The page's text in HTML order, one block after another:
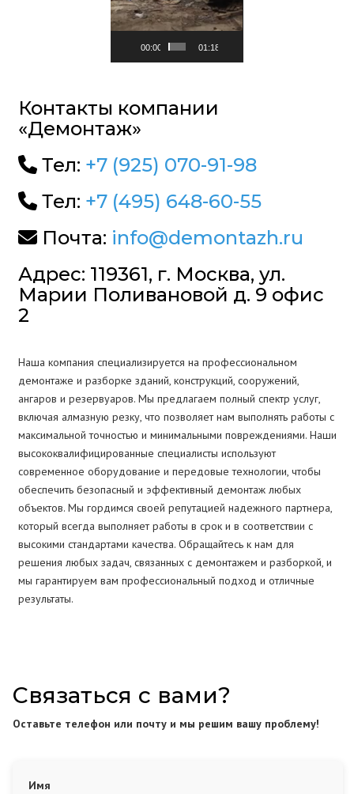
00:00 01:18
Контакты компании
«Демонтаж»
Тел: +7 (925) 070-91-98
Тел: +7 (495) 648-60-55
Почта: info@demontazh.ru
Адрес: 119361, г. Москва, ул.
Марии Поливановой д. 9 офис
2
Наша компания специализируется на профессиональном
демонтаже и разборке зданий, конструкций, сооружений,
ангаров и резервуаров. Мы предлагаем полный спектр услуг,
включая алмазную резку, что позволяет нам выполнять работы с
максимальной точностью и минимальными повреждениями. Наши
высококвалифицированные специалисты используют
современное оборудование и передовые технологии, чтобы
обеспечить безопасный и эффективный демонтаж любых
объектов. Мы гордимся своей репутацией надежного партнера,
который всегда выполняет работы в срок и в соответствии с
высокими стандартами качества. Обращайтесь к нам для
решения любых задач, связанных с демонтажем и разборкой, и
мы гарантируем вам профессиональный подход и отличные
результаты.
Связаться с вами?
Оставьте телефон или почту и мы решим вашу проблему!
Имя